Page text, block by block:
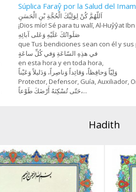
Súplica Faraŷ por la Salud del
اَللّهُمَّ كُنْ لِوَلِيِّكَ الْحُجَّةِ بْنِ الْحَسَنِ
¡Dios mío! Sé para tu walī, Al-Huŷŷat Ibn
صَلَواتُكَ عَلَيْهِ وَعَلى آبائِهِ
que Tus bendiciones sean con él y sus
في هذِهِ السّاعَةِ وَفي كُلِّ ساعَةٍ
en esta hora y en toda hora,
وَلِيّاً وَحافِظاً، وَقائِداً ‏وَناصِراً، وَدَليلاً وَعَيْناً
Protector, Defensor, Guía, Auxiliador,
حَتّى تُسْكِنَهُ أَرْضَكَ طَوْعاً،...
Hadith